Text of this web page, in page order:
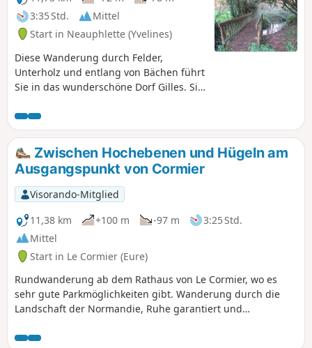
3:35 Std.
Mittel
Start in Neauphlette (Yvelines)
Diese Wanderung durch Felder,
Unterholz und entlang von Bächen führt
Sie in das wunderschöne Dorf Gilles. Sie
„Kirche” von Neauphlette entdecken.
Zwischen Hochebenen und Hügeln am
Ausgangspunkt von Cormier
Visorando-Mitglied
11,38 km
+100 m -97 m
3:25 Std.
Mittel
Start in Le Cormier (Eure)
Rundwanderung ab dem Rathaus von Le Cormier, wo es
sehr gute Parkmöglichkeiten gibt. Wanderung durch die
Landschaft der Normandie, Ruhe garantiert und
können Sie schöne Bauernhöfe sehen.